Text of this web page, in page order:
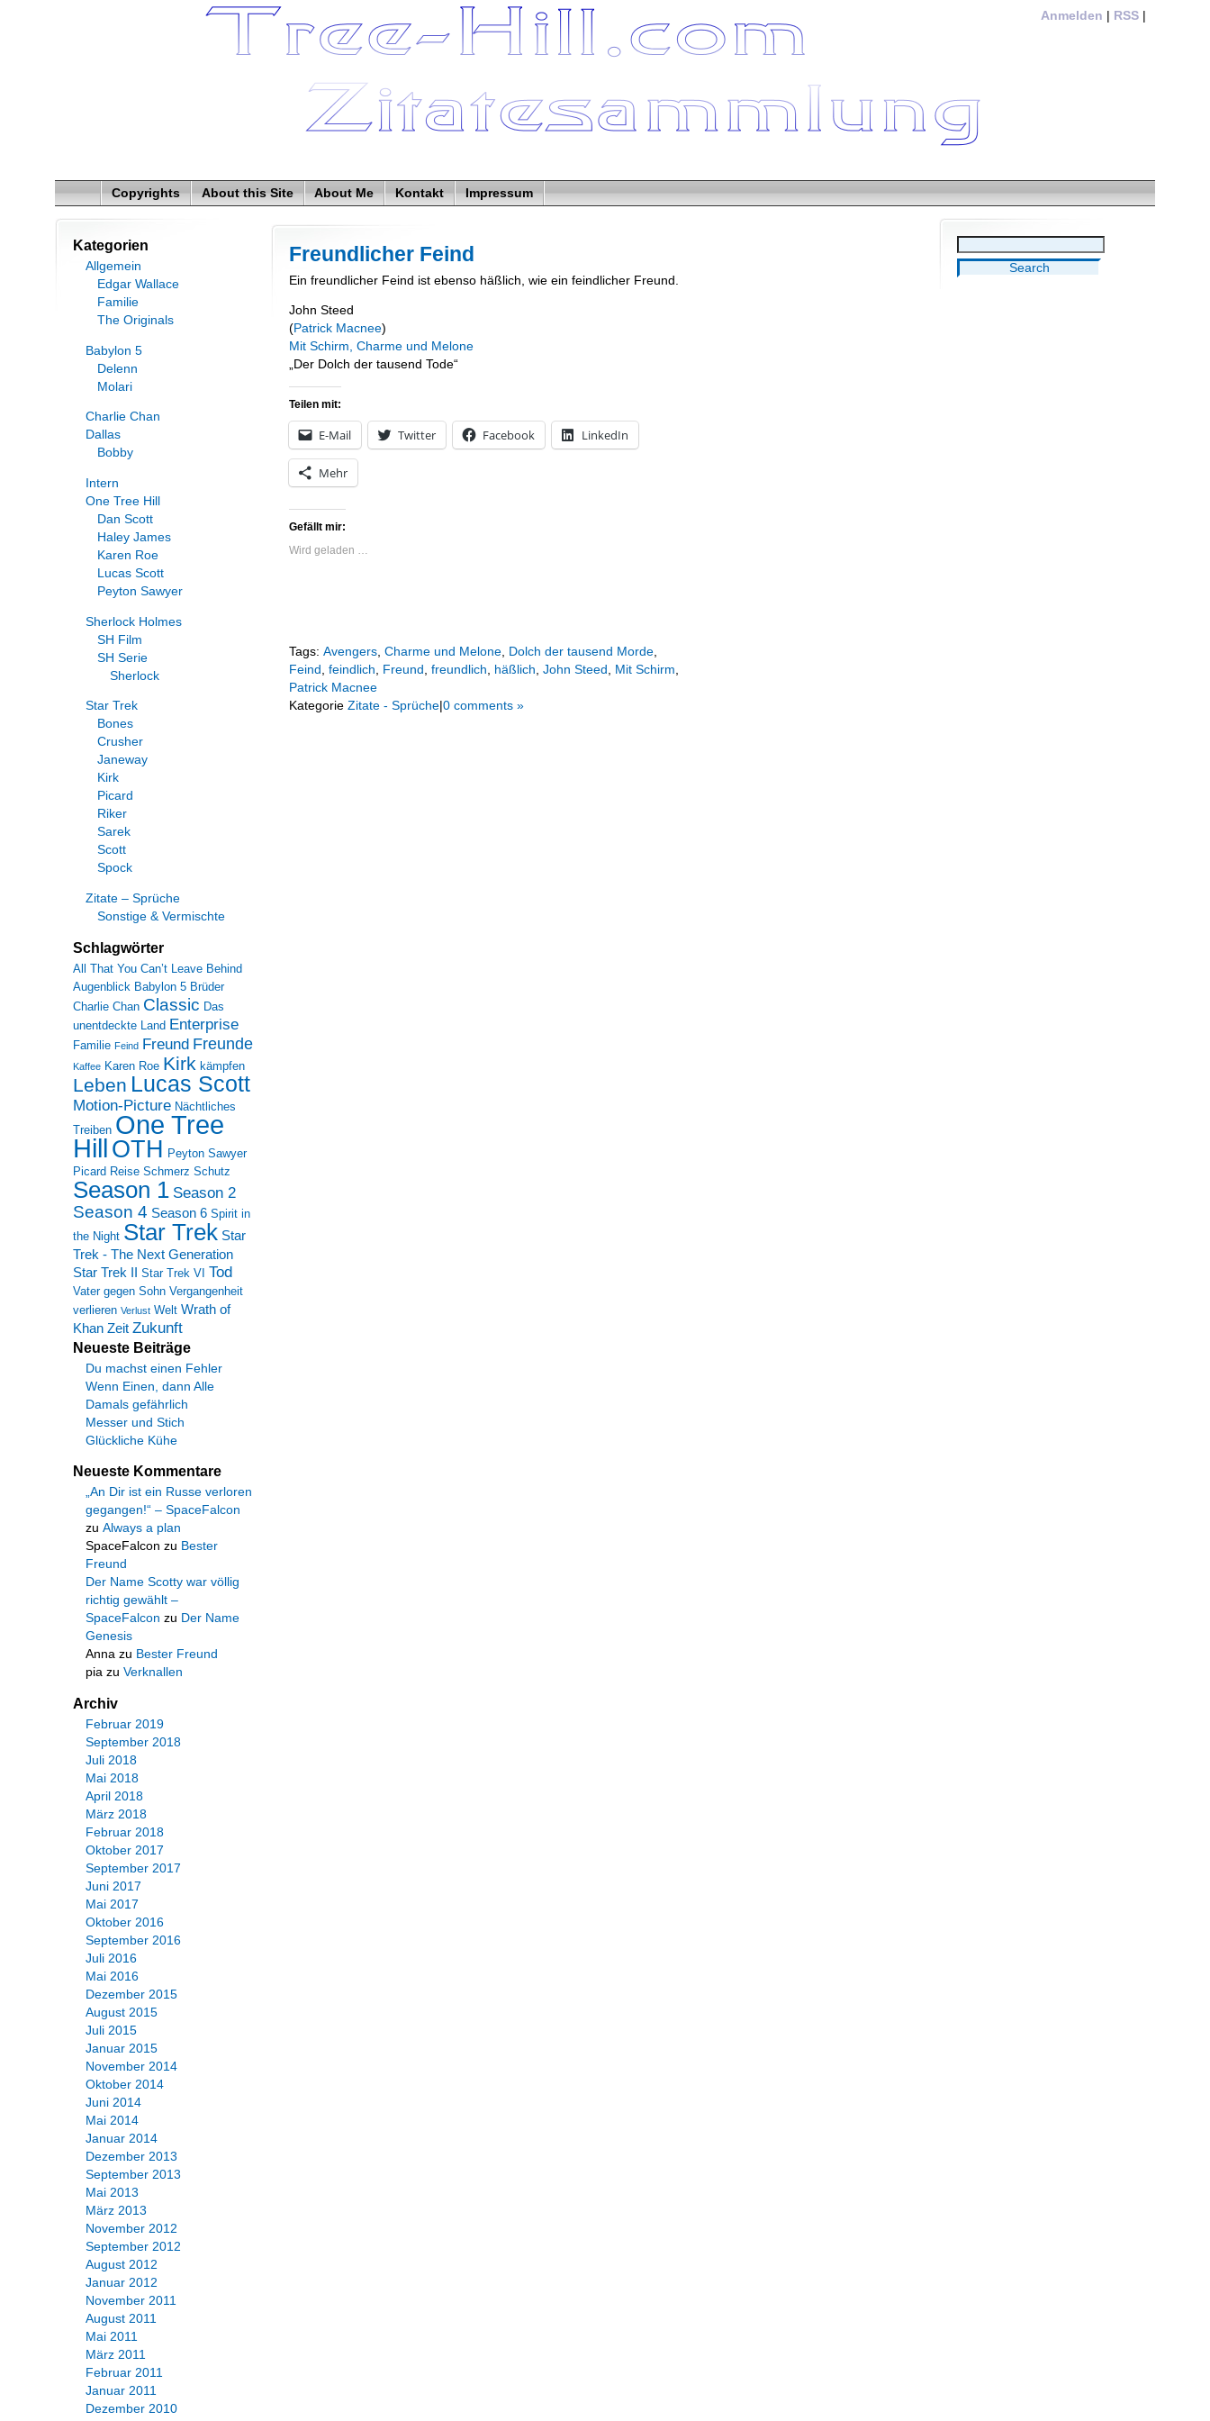
Anmelden RSS
Copyrights About this Site About Me Kontakt Impressum
Freundlicher Feind
Ein freundlicher Feind ist ebenso häßlich, wie ein feindlicher Freund.
John Steed
(Patrick Macnee)
Mit Schirm, Charme und Melone
„Der Dolch der tausend Tode“
Teilen mit:
E-Mail Twitter Facebook LinkedIn
Mehr
Gefällt mir:
Wird geladen …
Tags: Avengers, Charme und Melone, Dolch der tausend Morde,
Feind , feindlich, Freund , freundlich, häßlich, John Steed , Mit Schirm,
Patrick Macnee
Kategorie Zitate - Sprüche 0 comments »
Kategorien
Allgemein
Edgar Wallace
Familie
The Originals
Babylon 5
Delenn
Molari
Charlie Chan
Dallas
Bobby
Intern
One Tree Hill
Dan Scott
Haley James
Karen Roe
Lucas Scott
Peyton Sawyer
Sherlock Holmes
SH Film
SH Serie
Sherlock
Star Trek
Bones
Crusher
Janeway
Kirk
Picard
Riker
Sarek
Scott
Spock
Zitate – Sprüche
Sonstige & Vermischte
Schlagwörter
All That You Can’t Leave Behind
Augenblick Babylon 5 Brüder
Charlie Chan Classic Das
unentdeckte Land Enterprise
Familie Feind Freund Freunde
Kaffee Karen Roe Kirk kämpfen
Leben Lucas Scott
Motion-Picture Nächtliches
Treiben One Tree
Hill OTH Peyton Sawyer
Picard Reise Schmerz Schutz
Season 1 Season 2
Season 4 Season 6 Spirit in
the Night Star Trek Star
Trek - The Next Generation
Star Trek II Star Trek VI Tod
Vater gegen Sohn Vergangenheit
verlieren Verlust Welt Wrath of
Khan Zeit Zukunft
Neueste Beiträge
Du machst einen Fehler
Wenn Einen, dann Alle
Damals gefährlich
Messer und Stich
Glückliche Kühe
Neueste Kommentare
„An Dir ist ein Russe verloren
gegangen!“ – SpaceFalcon
zu Always a plan
SpaceFalcon zu Bester
Freund
Der Name Scotty war völlig
richtig gewählt –
SpaceFalcon zu Der Name
Genesis
Annazu Bester Freund
piazu Verknallen
Archiv
Februar 2019
September 2018
Juli 2018
Mai 2018
April 2018
März 2018
Februar 2018
Oktober 2017
September 2017
Juni 2017
Mai 2017
Oktober 2016
September 2016
Juli 2016
Mai 2016
Dezember 2015
August 2015
Juli 2015
Januar 2015
November 2014
Oktober 2014
Juni 2014
Mai 2014
Januar 2014
Dezember 2013
September 2013
Mai 2013
März 2013
November 2012
September 2012
August 2012
Januar 2012
November 2011
August 2011
Mai 2011
März 2011
Februar 2011
Januar 2011
Dezember 2010